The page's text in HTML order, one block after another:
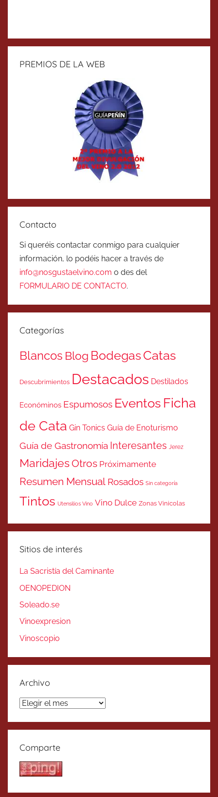
PREMIOS DE LA WEB
Contacto
Si queréis contactar conmigo para cualquier
información, lo podéis hacer a través de
info@nosgustaelvino.com o des del
FORMULARIO DE CONTACTO.
Categorías
Blancos Blog BodegasCatas
Descubrimientos Destacados Destilados
Económinos Espumosos Eventos Ficha
de Cata Gin Tonics Guía de Enoturismo
Guía de Gastronomía Interesantes Jerez
MaridajesOtros Próximamente
Resumen Mensual Rosados Sin categoría
Tintos Utensilios Vino Vino Dulce Zonas Vinicolas
Sitios de interés
La Sacristía del Caminante
OENOPEDION
Soleado.se
Vinoexpresion
Vinoscopio
Archivo
Archivo
Comparte